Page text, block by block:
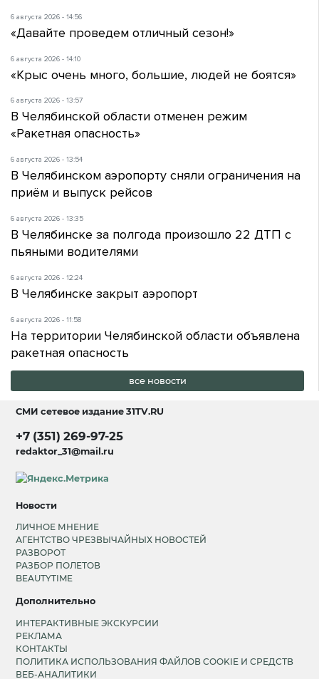
6 августа 2026 - 14:56
«Давайте проведем отличный сезон!»
6 августа 2026 - 14:10
«Крыс очень много, большие, людей не боятся»
6 августа 2026 - 13:57
В Челябинской области отменен режим
«Ракетная опасность»
6 августа 2026 - 13:54
В Челябинском аэропорту сняли ограничения на
приём и выпуск рейсов
6 августа 2026 - 13:35
В Челябинске за полгода произошло 22 ДТП с
пьяными водителями
6 августа 2026 - 12:24
В Челябинске закрыт аэропорт
6 августа 2026 - 11:58
На территории Челябинской области объявлена
ракетная опасность
все новости
СМИ сетевое издание31TV.RU
+7 (351) 269-97-25
redaktor_31@mail.ru
Новости
ЛИЧНОЕ МНЕНИЕ
АГЕНТСТВО ЧРЕЗВЫЧАЙНЫХ НОВОСТЕЙ
РАЗВОРОТ
РАЗБОР ПОЛЕТОВ
BEAUTYTIME
Дополнительно
ИНТЕРАКТИВНЫЕ ЭКСКУРСИИ
РЕКЛАМА
КОНТАКТЫ
ПОЛИТИКА ИСПОЛЬЗОВАНИЯ ФАЙЛОВ COOKIE И СРЕДСТВ
ВЕБ-АНАЛИТИКИ